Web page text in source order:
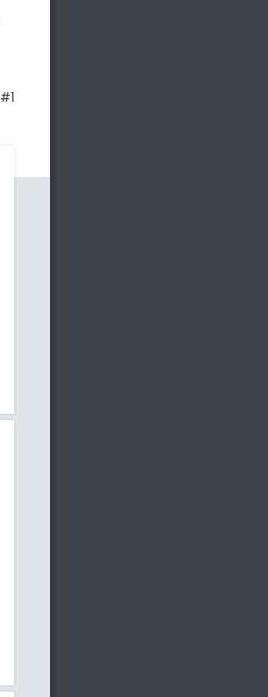
#1